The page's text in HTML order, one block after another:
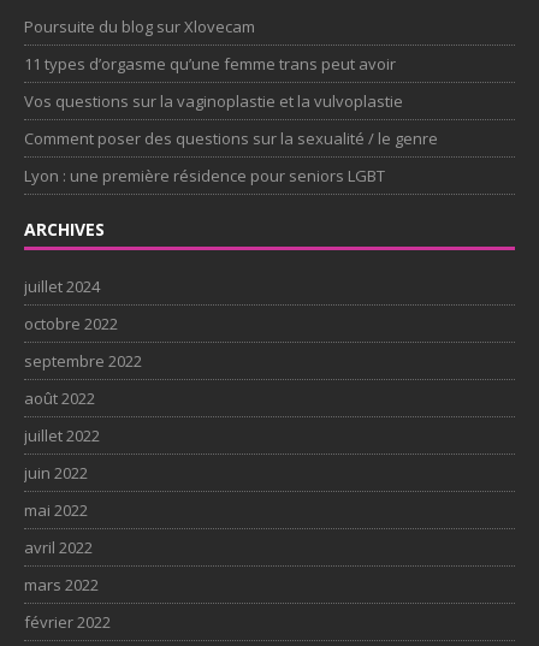
Poursuite du blog sur Xlovecam
11 types d’orgasme qu’une femme trans peut avoir
Vos questions sur la vaginoplastie et la vulvoplastie
Comment poser des questions sur la sexualité / le genre
Lyon : une première résidence pour seniors LGBT
ARCHIVES
juillet 2024
octobre 2022
septembre 2022
août 2022
juillet 2022
juin 2022
mai 2022
avril 2022
mars 2022
février 2022